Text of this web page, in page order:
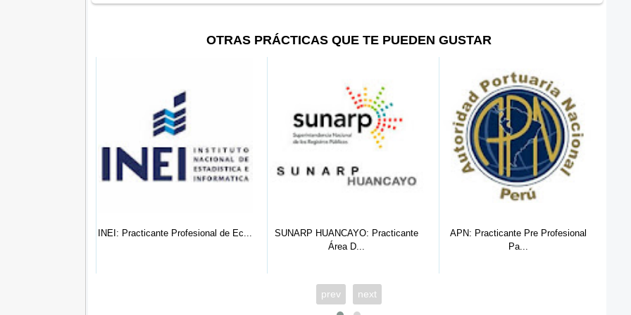
OTRAS PRÁCTICAS QUE TE PUEDEN GUSTAR
INEI: Practicante Profesional de Ec...
SUNARP HUANCAYO: Practicante
Área D...
APN: Practicante Pre Profesional
Pa...
prev next